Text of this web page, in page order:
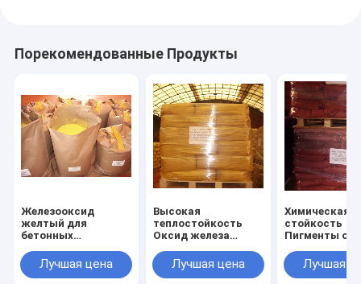
Порекомендованные Продукты
Железооксид
желтый для
бетонных
черепиц, мостовых
камней, пластмасс
Лучшая цена
Высокая
теплостойкость
Оксид железа
химической
стойкостью до
Лучшая цена
Химическая
стойкость
Пигменты
кипения
Fe2O3
Лучшая